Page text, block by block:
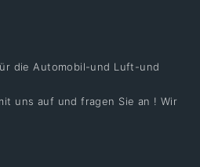
die Automobil-und Luft-und
uns auf und fragen Sie an ! Wir